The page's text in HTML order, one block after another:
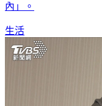
部長何佩珊卻回應「
生活